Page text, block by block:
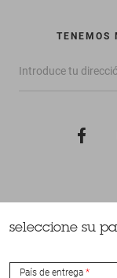
TENEMOS
Todos
seleccione su
País de entrega